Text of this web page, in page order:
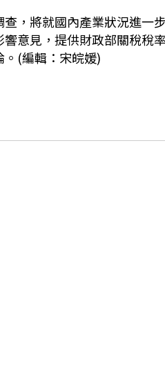
，將就國內產業狀況進一
意見，提供財政部關稅稅
(編輯：宋皖媛)